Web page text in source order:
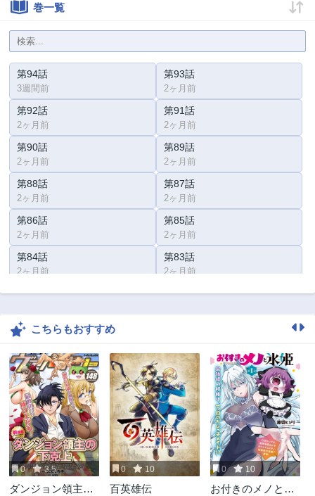
巻一覧
第94話
3週間前
第93話
2ヶ月前
第92話
2ヶ月前
第91話
2ヶ月前
第90話
2ヶ月前
第89話
2ヶ月前
第88話
2ヶ月前
第87話
2ヶ月前
第86話
2ヶ月前
第85話
2ヶ月前
第84話
2ヶ月前
第83話
2ヶ月前
第82話 第81話
第80話
第78話
2ヶ月前
第77話
2年前
第76話
2年前
第75話
2年前
第74話
3年前
第73話
3年前
第72話
3年前
第71話
こちらもおすすめ
0 3.5
ダンジョン領主の
0 10
百英雄伝
0 10
お付きのメノと氷